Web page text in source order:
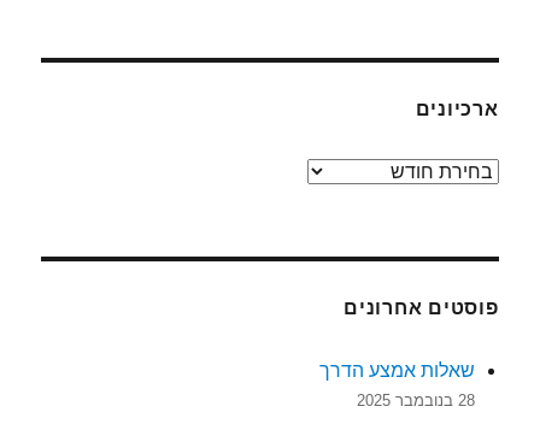
ארכיונים
ארכיונים
פוסטים אחרונים
שאלות אמצע הדרך
28 בנובמבר 2025